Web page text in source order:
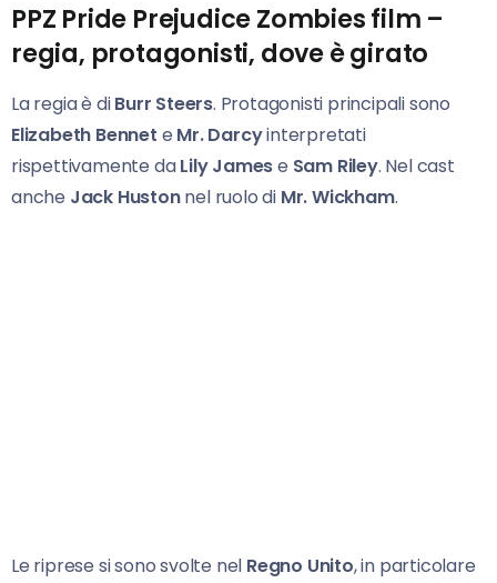
PPZ Pride Prejudice Zombies film –
regia, protagonisti, dove è girato
La regia è diBurr Steers. Protagonisti principali sono
Elizabeth Bennet e Mr. Darcyinterpretati
rispettivamente daLily Jamese Sam Riley. Nel cast
anche Jack Hustonnel ruolo di Mr. Wickham.
Le riprese si sono svolte nel Regno Unito, in particolare